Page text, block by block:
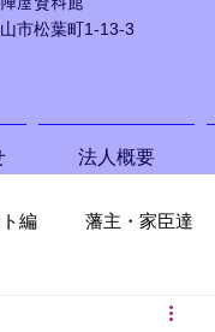
市松葉町1-13-3
法人概要
編 藩主・家臣達